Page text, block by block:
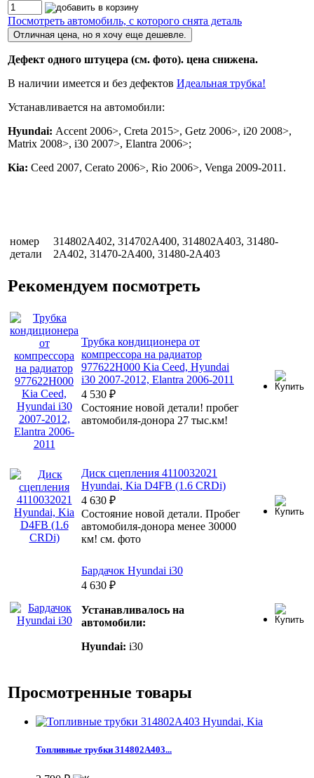
Посмотреть автомобиль, с которого снята деталь
Отличная цена, но я хочу еще дешевле.
Дефект одного штуцера (см. фото). цена снижена.
В наличии имеется и без дефектов Идеальная трубка!
Устанавливается на автомобили:
Hyundai: Accent 2006>, Creta 2015>, Getz 2006>, i20 2008>,
Matrix 2008>, i30 2007>, Elantra 2006>;
Kia: Ceed 2007, Cerato 2006>, Rio 2006>, Venga 2009-2011.
номер
детали
314802A402, 314702A400, 314802A403, 31480-
2A402, 31470-2A400, 31480-2A403
Рекомендуем посмотреть
Трубка кондиционера от
компрессора на радиатор
977622H000 Kia Ceed, Hyundai
i30 2007-2012, Elantra 2006-2011
4 530 ₽
Состояние новой детали! пробег
автомобиля-донора 27 тыс.км!
Диск сцепления 4110032021
Hyundai, Kia D4FB (1.6 CRDi)
4 630 ₽
Состояние новой детали. Пробег
автомобиля-донора менее 30000
км! см. фото
Бардачок Hyundai i30
4 630 ₽
Устанавливалось на
автомобили:
Hyundai: i30
Просмотренные товары
Топливные трубки 314802A403...